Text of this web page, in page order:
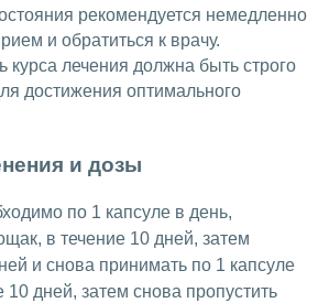
рекомендуется немедленно
и обратиться к врачу.
курса лечения должна быть строго
достижения оптимального
и дозы
по 1 капсуле в день,
в течение 10 дней, затем
и снова принимать по 1 капсуле
10 дней, затем снова пропустить